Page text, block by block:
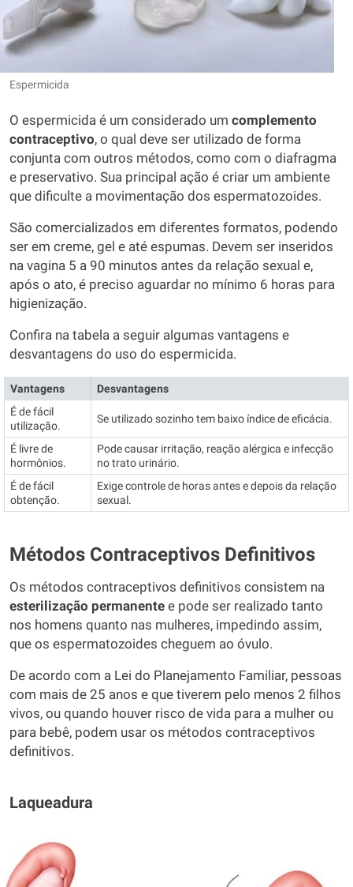
Espermicida
O espermicida é um considerado um complemento
contraceptivo, o qual deve ser utilizado de forma
conjunta com outros métodos, como com o diafragma
e preservativo. Sua principal ação é criar um ambiente
que dificulte a movimentação dos espermatozoides.
São comercializados em diferentes formatos, podendo
ser em creme, gel e até espumas. Devem ser inseridos
na vagina 5 a 90 minutos antes da relação sexual e,
após o ato, é preciso aguardar no mínimo 6 horas para
higienização.
Confira na tabela a seguir algumas vantagens e
desvantagens do uso do espermicida.
Vantagens
Desvantagens
É de fácil
utilização.
Se utilizado sozinho tem baixo índice de eficácia.
É livre de
hormônios.
Pode causar irritação, reação alérgica e infecção
no trato urinário.
É de fácil
obtenção.
Exige controle de horas antes e depois da relação
sexual.
Métodos Contraceptivos Definitivos
Os métodos contraceptivos definitivos consistem na
esterilização permanente e pode ser realizado tanto
nos homens quanto nas mulheres, impedindo assim,
que os espermatozoides cheguem ao óvulo.
De acordo com a Lei do Planejamento Familiar, pessoas
com mais de 25 anos e que tiverem pelo menos 2 filhos
vivos, ou quando houver risco de vida para a mulher ou
para bebê, podem usar os métodos contraceptivos
definitivos.
Laqueadura